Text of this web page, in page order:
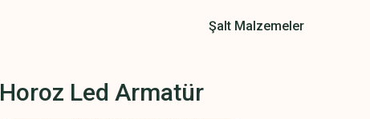
Şalt Malzemeler
Horoz Led Armatür